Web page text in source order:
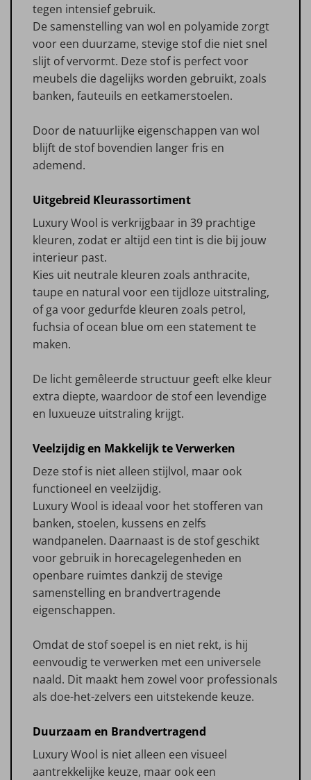
tegen intensief gebruik.
De samenstelling van wol en polyamide zorgt
voor een duurzame, stevige stof die niet snel
slijt of vervormt. Deze stof is perfect voor
meubels die dagelijks worden gebruikt, zoals
banken, fauteuils en eetkamerstoelen.
Door de natuurlijke eigenschappen van wol
blijft de stof bovendien langer fris en
ademend.
Uitgebreid Kleurassortiment
Luxury Wool is verkrijgbaar in 39 prachtige
kleuren, zodat er altijd een tint is die bij jouw
interieur past.
Kies uit neutrale kleuren zoals anthracite,
taupe en natural voor een tijdloze uitstraling,
of ga voor gedurfde kleuren zoals petrol,
fuchsia of ocean blue om een statement te
maken.
De licht gemêleerde structuur geeft elke kleur
extra diepte, waardoor de stof een levendige
en luxueuze uitstraling krijgt.
Veelzijdig en Makkelijk te Verwerken
Deze stof is niet alleen stijlvol, maar ook
functioneel en veelzijdig.
Luxury Wool is ideaal voor het stofferen van
banken, stoelen, kussens en zelfs
wandpanelen. Daarnaast is de stof geschikt
voor gebruik in horecagelegenheden en
openbare ruimtes dankzij de stevige
samenstelling en brandvertragende
eigenschappen.
Omdat de stof soepel is en niet rekt, is hij
eenvoudig te verwerken met een universele
naald. Dit maakt hem zowel voor professionals
als doe-het-zelvers een uitstekende keuze.
Duurzaam en Brandvertragend
Luxury Wool is niet alleen een visueel
aantrekkelijke keuze, maar ook een